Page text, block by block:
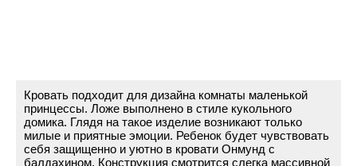
Кровать подходит для дизайна комнаты маленькой
принцессы. Ложе выполнено в стиле кукольного
домика. Глядя на такое изделие возникают только
милые и приятные эмоции. Ребенок будет чувствовать
себя защищенно и уютно в кровати Онмунд с
балдахином. Конструкция смотрится слегка массивной